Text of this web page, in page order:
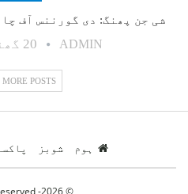
شی جن پھنگ: دی گورننس آف
ADMIN 20 گھنٹے ago
POSTS
ہوم شوبز
© 2026- All Rights Reserved.